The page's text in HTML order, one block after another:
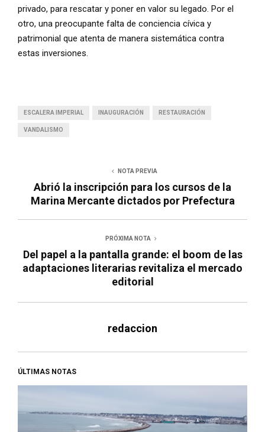
privado, para rescatar y poner en valor su legado. Por el
otro, una preocupante falta de conciencia cívica y
patrimonial que atenta de manera sistemática contra
estas inversiones.
ESCALERA IMPERIAL INAUGURACIÓN RESTAURACIÓN
VANDALISMO
NOTA PREVIA
Abrió la inscripción para los cursos de la
Marina Mercante dictados por Prefectura
PRÓXIMA NOTA
Del papel a la pantalla grande: el boom de las
adaptaciones literarias revitaliza el mercado
editorial
redaccion
ÚLTIMAS NOTAS